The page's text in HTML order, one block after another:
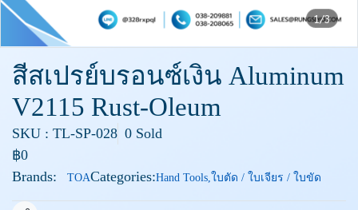
1/3
สีสเปรย์บรอนซ์เงิน Aluminum
V2115 Rust-Oleum
SKU : TL-SP-028 0 Sold
฿0
Brands:
TOACategories:Hand Tools,ใบตัด / ใบเจียร / ใบขัด